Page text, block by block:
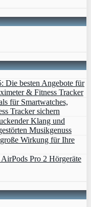
Die besten Angebote für
& Fitness Tracker
für Smartwatches,
Tracker sichern
Klang und
Musikgenuss
Wirkung für Ihre
Pro 2 Hörgeräte